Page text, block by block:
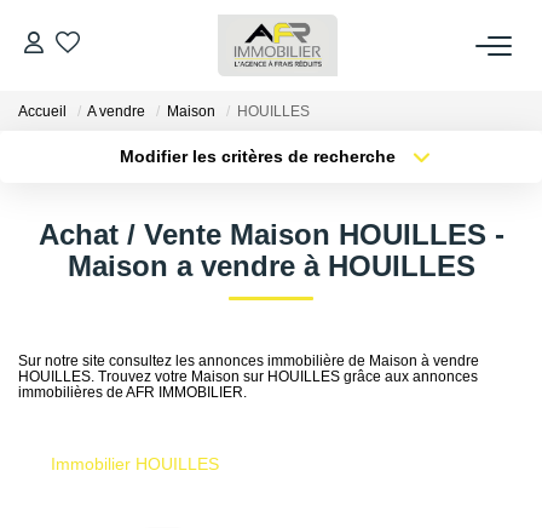
ACHETER
ESTIMER
Qui Sommes Nous
Accueil A vendre Maison HOUILLES
Modifier les critères de recherche
Sélectionnez...
Type de bien
Surface min
Créer une alerte
Achat / Vente Maison HOUILLES -
Maison a vendre à HOUILLES
Sur notre site consultez les annonces immobilière de Maison à vendre
HOUILLES. Trouvez votre Maison sur HOUILLES grâce aux annonces
immobilières de AFR IMMOBILIER.
Immobilier HOUILLES